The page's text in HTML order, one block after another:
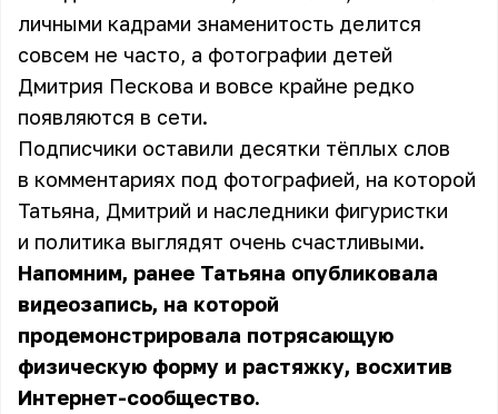
личными кадрами знаменитость делится
совсем не часто, а фотографии детей
Дмитрия Пескова и вовсе крайне редко
появляются в сети.
Подписчики оставили десятки тёплых слов
в комментариях под фотографией, на которой
Татьяна, Дмитрий и наследники фигуристки
и политика выглядят очень счастливыми.
Напомним, ранее Татьяна опубликовала
видеозапись, на которой
продемонстрировала потрясающую
физическую форму и растяжку, восхитив
Интернет-сообщество.